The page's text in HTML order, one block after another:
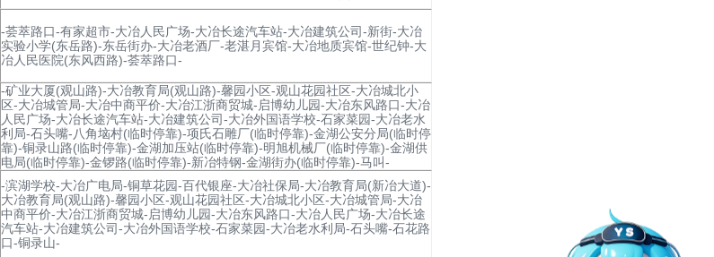
-荟萃路口-有家超市-大冶人民广场-大冶长途汽车站-大冶建筑公司-新街-大冶
实验小学(东岳路)-东岳街办-大冶老酒厂-老湛月宾馆-大冶地质宾馆-世纪钟-大
冶人民医院(东风西路)-荟萃路口-
-矿业大厦(观山路)-大冶教育局(观山路)-馨园小区-观山花园社区-大冶城北小
区-大冶城管局-大冶中商平价-大冶江浙商贸城-启博幼儿园-大冶东风路口-大冶
人民广场-大冶长途汽车站-大冶建筑公司-大冶外国语学校-石家菜园-大冶老水
利局-石头嘴-八角垴村(临时停靠)-项氏石雕厂(临时停靠)-金湖公安分局(临时停
靠)-铜录山路(临时停靠)-金湖加压站(临时停靠)-明旭机械厂(临时停靠)-金湖供
电局(临时停靠)-金锣路(临时停靠)-新冶特钢-金湖街办(临时停靠)-马叫-
-滨湖学校-大冶广电局-铜草花园-百代银座-大冶社保局-大冶教育局(新冶大道)-
大冶教育局(观山路)-馨园小区-观山花园社区-大冶城北小区-大冶城管局-大冶
中商平价-大冶江浙商贸城-启博幼儿园-大冶东风路口-大冶人民广场-大冶长途
汽车站-大冶建筑公司-大冶外国语学校-石家菜园-大冶老水利局-石头嘴-石花路
口-铜录山-